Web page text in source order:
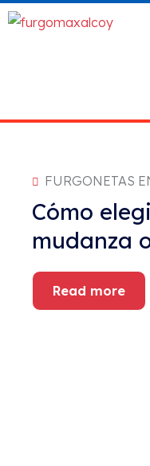
FURGONETAS
Cómo
mudanza
Read more